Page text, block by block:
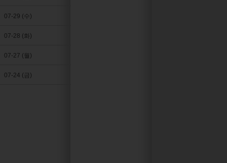
07-29 (수)
07-28 (화)
07-27 (월)
07-24 (금)